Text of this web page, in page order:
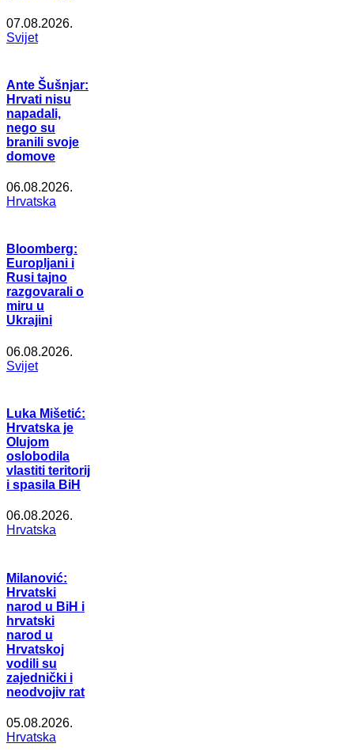
07.08.2026.
Svijet
Ante Šušnjar:
Hrvati nisu
napadali,
nego su
branili svoje
domove
06.08.2026.
Hrvatska
Bloomberg:
Europljani i
Rusi tajno
razgovarali o
miru u
Ukrajini
06.08.2026.
Svijet
Luka Mišetić:
Hrvatska je
Olujom
oslobodila
vlastiti teritorij
i spasila BiH
06.08.2026.
Hrvatska
Milanović:
Hrvatski
narod u BiH i
hrvatski
narod u
Hrvatskoj
vodili su
zajednički i
neodvojiv rat
05.08.2026.
Hrvatska